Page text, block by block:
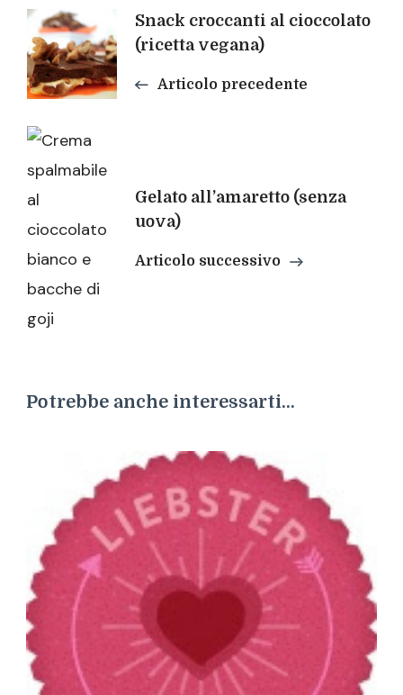
Navigazione
articoli
Snack croccanti al cioccolato
(ricetta vegana)
Articolo precedente
Gelato all’amaretto (senza
uova)
Articolo successivo
Potrebbe anche interessarti...